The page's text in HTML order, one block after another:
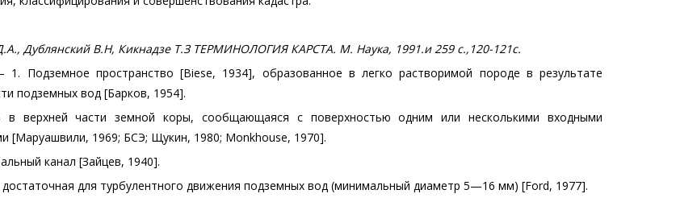
Дублянский В.Н, Кикнадзе Т.З ТЕРМИНОЛОГИЯ КАРСТА. М. Наука, 1991.и 259 с.,120-121с.
Подземное пространство [Biese, 1934], образованное в легко растворимой породе в результате
подземных вод [Барков, 1954].
в верхней части земной коры, сообщающаяся с поверхностью одним или несколькими входными
[Маруашвили, 1969; БСЭ; Щукин, 1980; Monkhouse, 1970].
канал [Зайцев, 1940].
для турбулентного движения подземных вод (минимальный диаметр 5—16 мм) [Ford, 1977].